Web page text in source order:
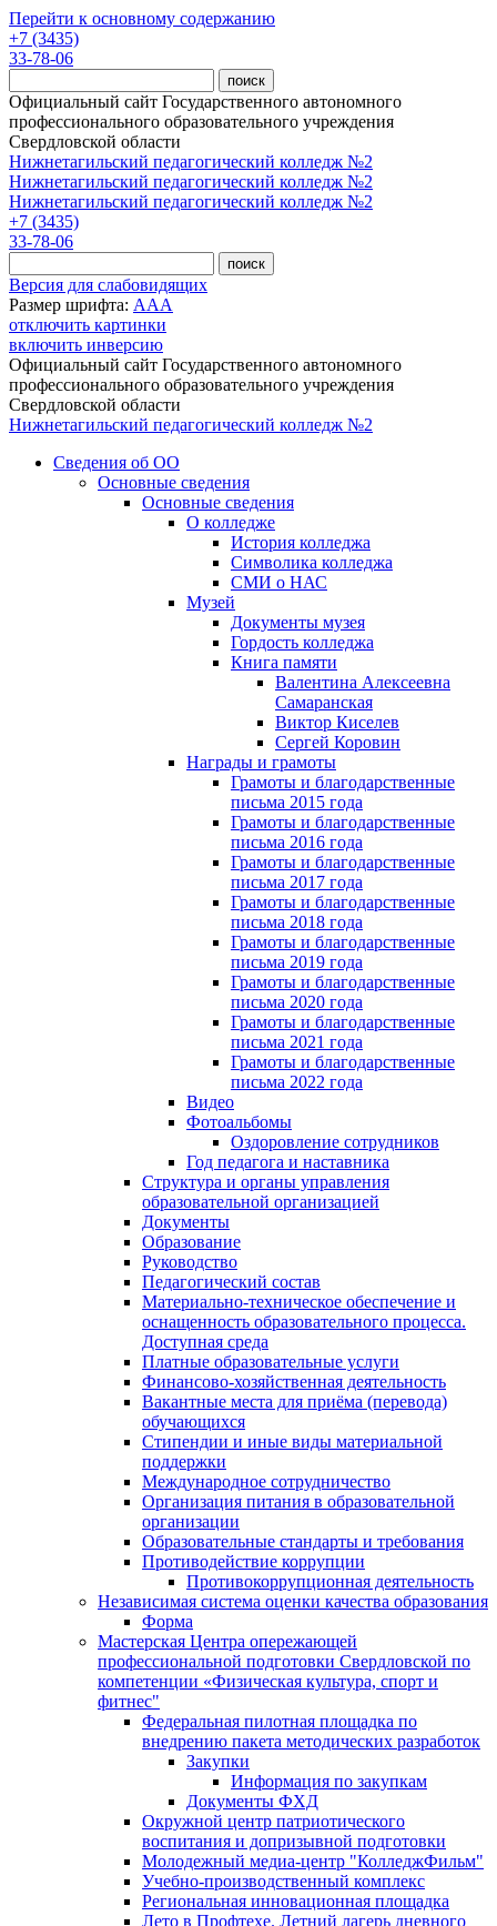
Перейти к основному содержанию
+7 (3435)
33-78-06
Официальный сайт Государственного автономного
профессионального образовательного учреждения
Свердловской области
Нижнетагильский педагогический колледж №2
Нижнетагильский педагогический колледж №2
Нижнетагильский педагогический колледж №2
+7 (3435)
33-78-06
Версия для слабовидящих
Размер шрифта: AAA
отключить картинки
включить инверсию
Официальный сайт Государственного автономного
профессионального образовательного учреждения
Свердловской области
Нижнетагильский педагогический колледж №2
Сведения об ОО
Основные сведения
Основные сведения
О колледже
История колледжа
Символика колледжа
СМИ о НАС
Музей
Документы музея
Гордость колледжа
Книга памяти
Валентина Алексеевна
Самаранская
Виктор Киселев
Сергей Коровин
Награды и грамоты
Грамоты и благодарственные
письма 2015 года
Грамоты и благодарственные
письма 2016 года
Грамоты и благодарственные
письма 2017 года
Грамоты и благодарственные
письма 2018 года
Грамоты и благодарственные
письма 2019 года
Грамоты и благодарственные
письма 2020 года
Грамоты и благодарственные
письма 2021 года
Грамоты и благодарственные
письма 2022 года
Видео
Фотоальбомы
Оздоровление сотрудников
Год педагога и наставника
Структура и органы управления
образовательной организацией
Документы
Образование
Руководство
Педагогический состав
Материально-техническое обеспечение и
оснащенность образовательного процесса.
Доступная среда
Платные образовательные услуги
Финансово-хозяйственная деятельность
Вакантные места для приёма (перевода)
обучающихся
Стипендии и иные виды материальной
поддержки
Международное сотрудничество
Организация питания в образовательной
организации
Образовательные стандарты и требования
Противодействие коррупции
Противокоррупционная деятельность
Независимая система оценки качества образования
Форма
Мастерская Центра опережающей
профессиональной подготовки Свердловской по
компетенции «Физическая культура, спорт и
фитнес"
Федеральная пилотная площадка по
внедрению пакета методических разработок
Закупки
Информация по закупкам
Документы ФХД
Окружной центр патриотического
воспитания и допризывной подготовки
Молодежный медиа-центр "КолледжФильм"
Учебно-производственный комплекс
Региональная инновационная площадка
Лето в Профтехе. Летний лагерь дневного